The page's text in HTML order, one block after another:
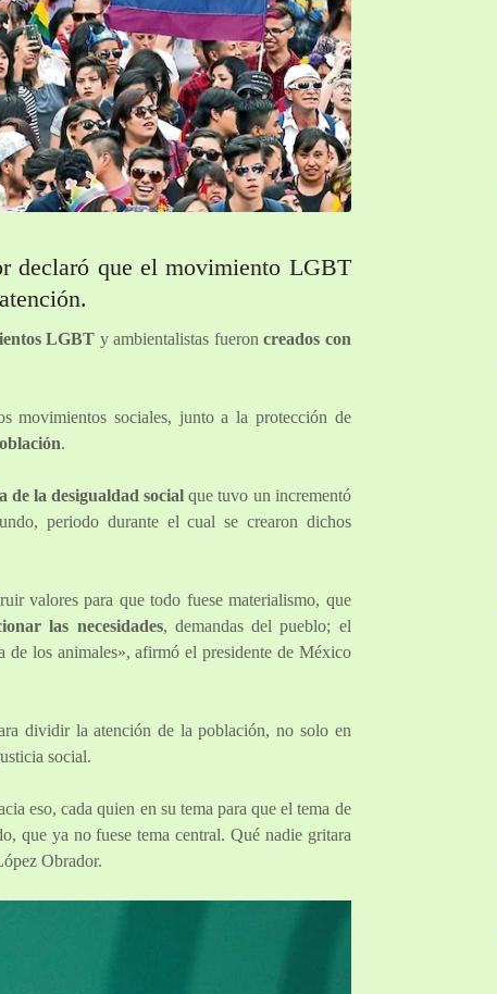
declaró que el movimiento LGBT
LGBT y ambientalistas fueroncreados con
movimientos sociales, junto a la protección de
.
de la desigualdad social que tuvo un incrementó
periodo durante el cual se crearon dichos
valores para que todo fuese materialismo, que
las necesidades, demandas del pueblo; el
de los animales», afirmó el presidente de México
dividir la atención de la población, no solo en
social.
eso, cada quien en su tema para que el tema de
que ya no fuese tema central. Qué nadie gritara
Obrador.